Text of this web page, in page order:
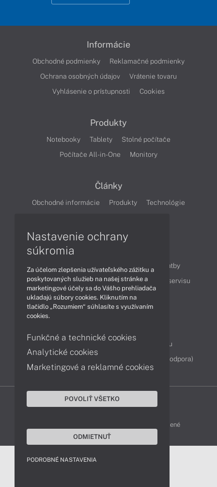
Informácie
Obchodné podmienky
Reklamačné podmienky
Ochrana osobných údajov
Vrátenie tovaru
Vyhlásenie o prístupnosti
Cookies
Produkty
Notebooky Tablety
Stolné počítače
Počítače All-in-One
Monitory
Články
Obchodné informácie Produkty
Technológie
Ako nakupovať
Možnosti doručenia a platby
Podpora a servis
Servisné služby Cenník servisu
Kontakty
Servisné oddelenie
Reklamácia tovaru
Diagnostiky online
TeamViewer (vzdialená podpora)
DELL-SHOP © 2011 - 2026 Všetky práva vyhradené
Nastavenie ochrany
súkromia
Za účelom zlepšenia užívateľského zážitku a
poskytovaných služieb na našej stránke a
marketingové účely sa do Vášho prehliadača
ukladajú súbory cookies. Kliknutím na
tlačidlo „Rozumiem“ súhlasíte s využívaním
cookies.
Funkčné a technické cookies
Analytické cookies
Marketingové a reklamné cookies
POVOLIŤ VŠETKO
ODMIETNUŤ
PODROBNÉ NASTAVENIA